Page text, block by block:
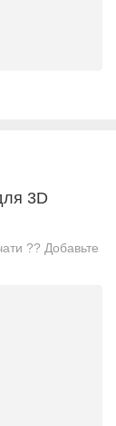
3D
?? Добавьте